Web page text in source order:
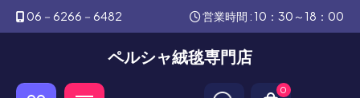
06－6266－6482 営業時間 : 10：30～18：00
ペルシャ絨毯専門店
0